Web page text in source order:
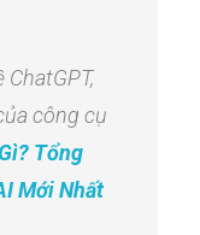
công cụ
Tổng
Mới Nhất